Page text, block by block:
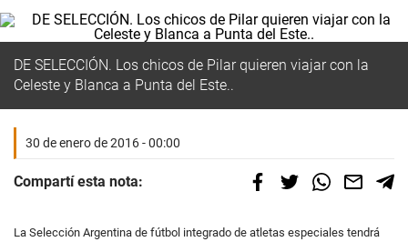
DE SELECCIÓN. Los chicos de Pilar quieren viajar con la
Celeste y Blanca a Punta del Este..
30 de enero de 2016 - 00:00
Compartí esta nota:
La Selección Argentina de fútbol integrado de atletas especiales tendrá